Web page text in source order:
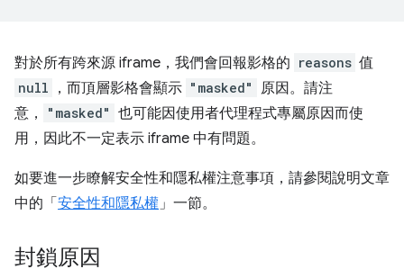
對於所有跨來源 iframe，我們會回報影格的 reasons 值
null ，而頂層影格會顯示 "masked"
原因。請注
意，
"masked" 也可能因使用者代理程式專屬原因而使
用，因此不一定表示 iframe 中有問題。
如要進一步瞭解安全性和隱私權注意事項，請參閱說明文章
中的「 安全性和隱私權」一節。
封鎖原因